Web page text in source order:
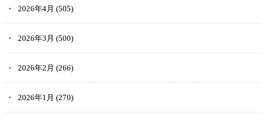
2026年4月 (505)
2026年3月 (500)
2026年2月 (266)
2026年1月 (270)